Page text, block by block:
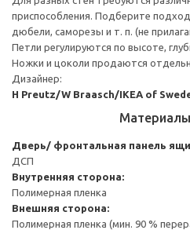
приспособления. Подберите
дюбели, саморезы и т. п. (не
Петли регулируются по высоте,
Ножки и цоколи продаются
Дизайнер:
H Preutz/W Braasch/IKEA of
Дверь/ фронтальная панель
ДСП
Внутренняя сторона:
Полимерная пленка
Внешняя сторона:
Полимерная пленка (мин. 90 %